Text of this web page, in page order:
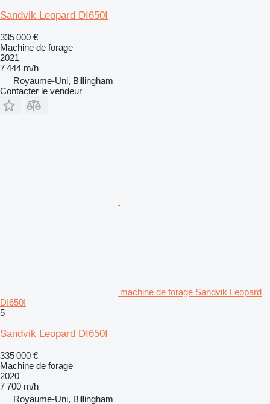
Sandvik Leopard DI650I
335 000 €
Machine de forage
2021
7 444 m/h
Royaume-Uni, Billingham
Contacter le vendeur
machine de forage Sandvik Leopard
DI650I
5
Sandvik Leopard DI650I
335 000 €
Machine de forage
2020
7 700 m/h
Royaume-Uni, Billingham